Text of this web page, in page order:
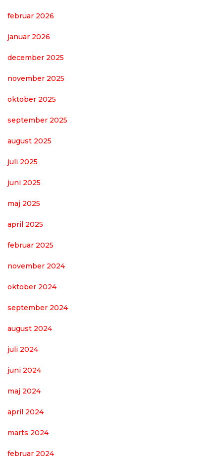
februar 2026
januar 2026
december 2025
november 2025
oktober 2025
september 2025
august 2025
juli 2025
juni 2025
maj 2025
april 2025
februar 2025
november 2024
oktober 2024
september 2024
august 2024
juli 2024
juni 2024
maj 2024
april 2024
marts 2024
februar 2024